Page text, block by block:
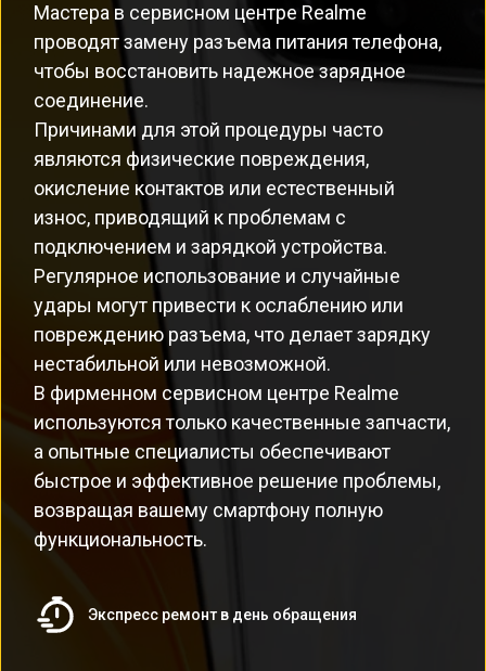
Мастера в сервисном центре Realme
проводят замену разъема питания телефона,
чтобы восстановить надежное зарядное
соединение.
Причинами для этой процедуры часто
являются физические повреждения,
окисление контактов или естественный
износ, приводящий к проблемам с
подключением и зарядкой устройства.
Регулярное использование и случайные
удары могут привести к ослаблению или
повреждению разъема, что делает зарядку
нестабильной или невозможной.
В фирменном сервисном центре Realme
используются только качественные запчасти,
а опытные специалисты обеспечивают
быстрое и эффективное решение проблемы,
возвращая вашему смартфону полную
функциональность.
Экспресс ремонт в день обращения